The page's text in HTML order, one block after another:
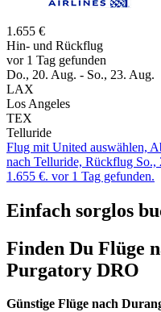
1.655 €
Hin- und Rückflug
vor 1 Tag gefunden
Do., 20. Aug. - So., 23. Aug.
LAX
Los Angeles
TEX
Telluride
Flug mit United auswählen,
nach Telluride, Rückflug So.,
1.655 €. vor 1 Tag gefunden.
Einfach sorglos
Finden Du Flüge
Purgatory DRO
Günstige Flüge nach